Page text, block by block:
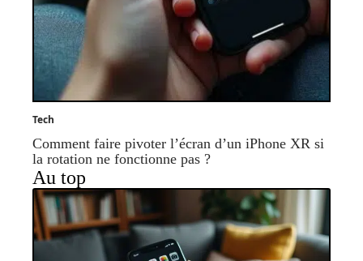
Tech
Comment faire pivoter l’écran d’un iPhone XR si
la rotation ne fonctionne pas ?
Au top